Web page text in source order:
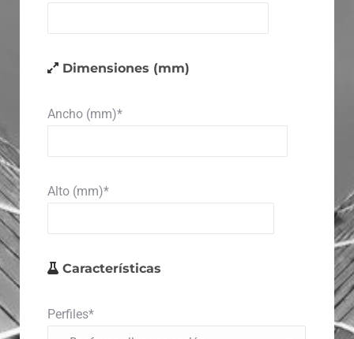
Dimensiones (mm)
Ancho (mm)*
Alto (mm)*
Características
Perfiles*